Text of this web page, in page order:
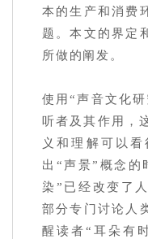
本的生产和消费
题。本文的界定
所做的阐发。
使用“声音文化
听者及其作用，
义和理解可以
出“声景”概念的
染”已经改变了
部分专门讨论人
醒读者“耳朵有